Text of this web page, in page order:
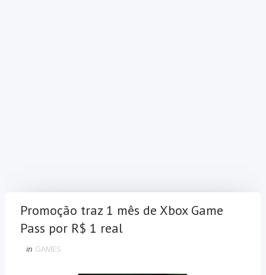
Promoção traz 1 mês de Xbox Game
Pass por R$ 1 real
in GAMES